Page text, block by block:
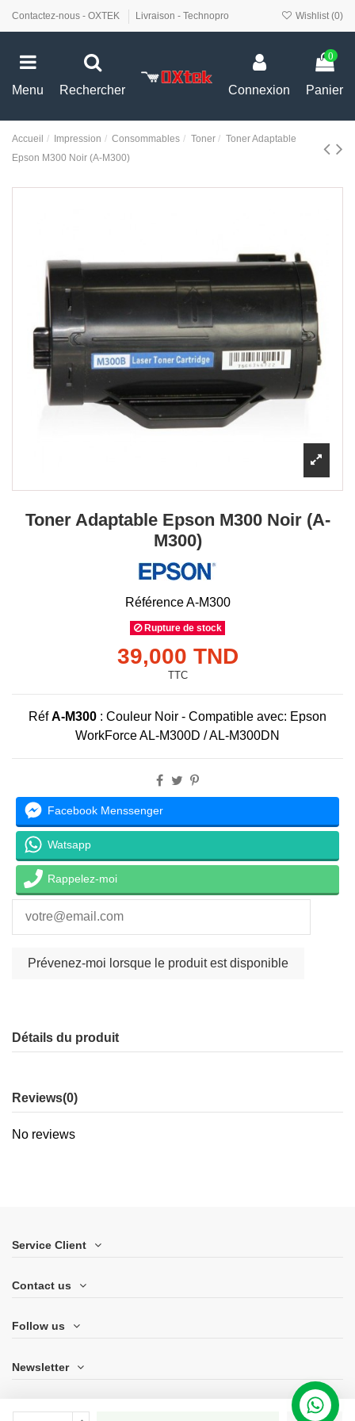
Contactez-nous - OXTEK Livraison - Technopro Wishlist (0)
Menu Rechercher Connexion
0
Panier
Accueil Impression Consommables Toner
Toner Adaptable
Epson M300 Noir (A-M300)
Toner Adaptable Epson M300 Noir (A-
M300)
Référence A-M300
Rupture de stock
39,000 TND
TTC
RéfA-M300 : Couleur Noir - Compatible avec: Epson
WorkForce AL-M300D / AL-M300DN
Facebook Menssenger
Watsapp
Rappelez-moi
Détails du produit
Reviews(0)
No reviews
Service Client
Contact us
Follow us
Newsletter